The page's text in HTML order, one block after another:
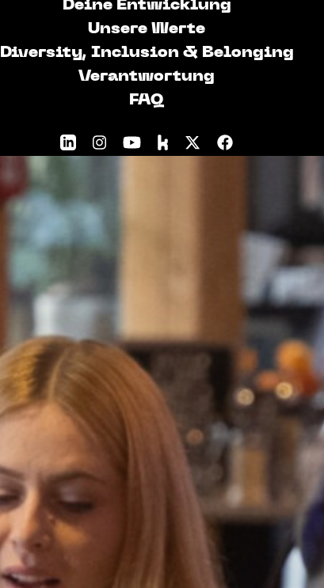
springen
Deine Entwicklung
Unsere Werte
Diversity, Inclusion & Belonging
Verantwortung
FAQ